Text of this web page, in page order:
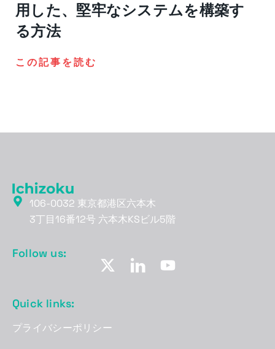
用した、堅牢なシステムを構築す
る方法
この記事を読む
106-0032 東京都港区六本木
3丁目16番12号 六本木KSビル5階
Quick links:
プライバシーポリシー
Follow us: